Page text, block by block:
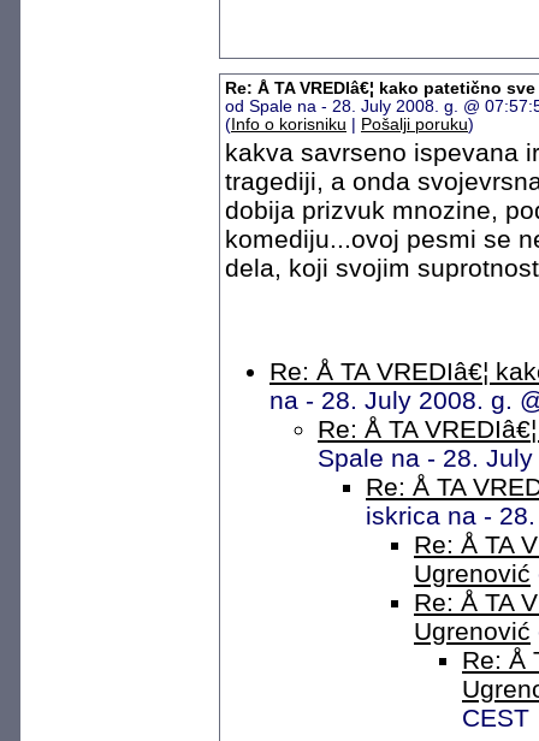
Re: Å TA VREDIâ€¦ kako patetično
od Spale na - 28. July 2008. g. @
( Info o korisniku Pošalji poruku)
kakva savrseno ispevana
tragediji, a onda
dobija prizvuk mnozine,
komediju...ovoj pesmi se
dela, koji svojim
Re: Å TA VREDIâ€¦
na - 28. July 2008. g.
Re: Å TA
Spale na - 28.
Re: Å TA
iskrica na -
Re: Å TA
Ugrenović
Re: Å TA
Ugrenović
Re: Å
CEST